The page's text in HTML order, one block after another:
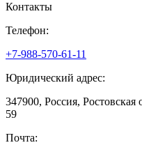
Контакты
Телефон:
+7-988-570-61-11
Юридический адрес:
347900, Россия, Ростовская
59
Почта: